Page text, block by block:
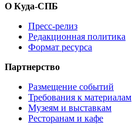
О Куда-СПБ
Пресс-релиз
Редакционная политика
Формат ресурса
Партнерство
Размещение событий
Требования к материалам
Музеям и выставкам
Ресторанам и кафе